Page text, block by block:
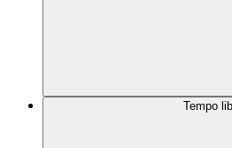
Tempo